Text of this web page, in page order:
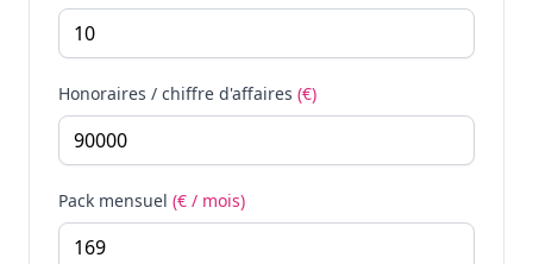
Honoraires / chiffre d'affaires (€)
Pack mensuel (€ / mois)